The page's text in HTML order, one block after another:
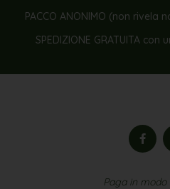
PACCO ANONIMO (non rivela
SPEDIZIONE GRATUITA
Paga in modo